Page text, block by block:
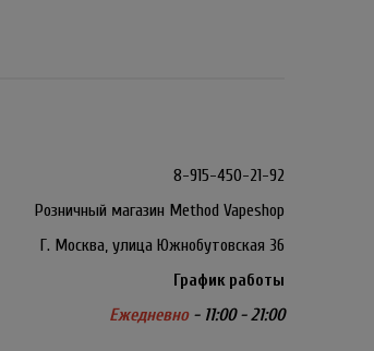
8-915-450-21-92
Розничный магазин Method Vapeshop
Г. Москва, улица Южнобутовская 36
График работы
Ежедневно- 11:00 - 21:00